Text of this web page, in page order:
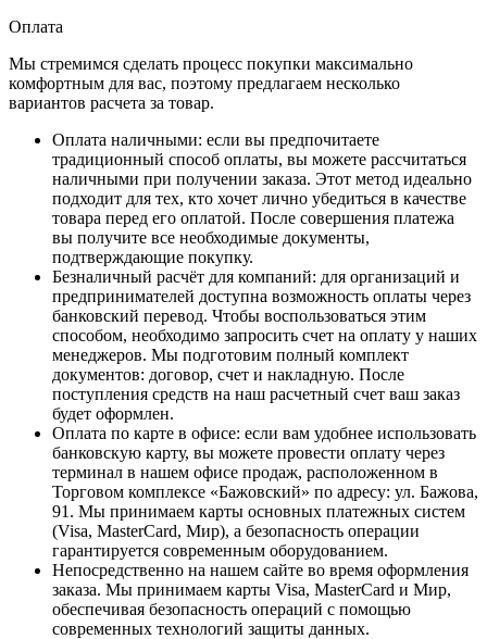
Оплата
Мы стремимся сделать процесс покупки максимально
комфортным для вас, поэтому предлагаем несколько
вариантов расчета за товар.
Оплата наличными: если вы предпочитаете
традиционный способ оплаты, вы можете рассчитаться
наличными при получении заказа. Этот метод идеально
подходит для тех, кто хочет лично убедиться в качестве
товара перед его оплатой. После совершения платежа
вы получите все необходимые документы,
подтверждающие покупку.
Безналичный расчёт для компаний: для организаций и
предпринимателей доступна возможность оплаты через
банковский перевод. Чтобы воспользоваться этим
способом, необходимо запросить счет на оплату у наших
менеджеров. Мы подготовим полный комплект
документов: договор, счет и накладную. После
поступления средств на наш расчетный счет ваш заказ
будет оформлен.
Оплата по карте в офисе: если вам удобнее использовать
банковскую карту, вы можете провести оплату через
терминал в нашем офисе продаж, расположенном в
Торговом комплексе «Бажовский» по адресу: ул. Бажова,
91. Мы принимаем карты основных платежных систем
(Visa, MasterCard, Мир), а безопасность операции
гарантируется современным оборудованием.
Непосредственно на нашем сайте во время оформления
заказа. Мы принимаем карты Visa, MasterCard и Мир,
обеспечивая безопасность операций с помощью
современных технологий защиты данных.